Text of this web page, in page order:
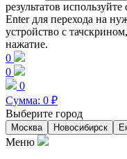
результатов
Enter для перехода на
устройство с
нажатие.
0
0
0
Сумма: 0 ₽
Выберите город
Москва Новосибирск
Меню